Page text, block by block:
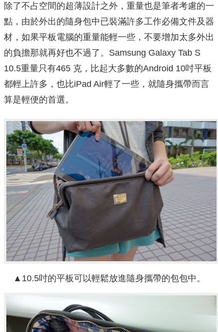
除了不占空間的超薄設計之外，重量也是筆者考慮的一
點，由於外出的隨身包中已裝滿許多工作必備文件及器
材，如果平板電腦的重量能輕一些，不要增加太多外出
的負擔那就再好也不過了。Samsung Galaxy Tab S
10.5重量只有465 克，比起大多數的Android 10吋平板
都輕上許多，也比iPad Air輕了一些，就隨身攜帶而言
算是輕便的首選。
▲10.5吋的平板可以輕鬆放進隨身攜帶的包包中。